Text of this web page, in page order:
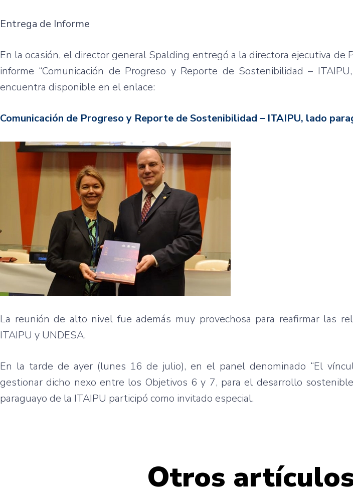
Entrega de Informe
En la ocasión, el director general Spalding entregó a la directora ejecutiva de
informe “Comunicación de Progreso y Reporte de Sostenibilidad –
encuentra disponible en el enlace:
Comunicación de Progreso y Reporte de Sostenibilidad – ITAIPU, lado
La reunión de alto nivel fue además muy provechosa para reafirmar las
ITAIPU y UNDESA.
En la tarde de ayer (lunes 16 de julio), en el panel denominado “El
gestionar dicho nexo entre los Objetivos 6 y 7, para el desarrollo
paraguayo de la ITAIPU participó como invitado especial.
Otros